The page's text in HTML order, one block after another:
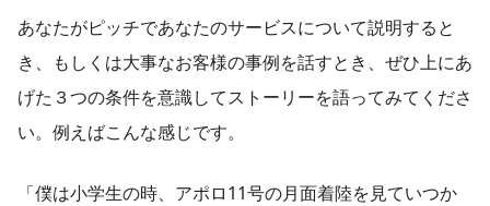
あなたがピッチであなたのサービスについて説明すると
き、もしくは大事なお客様の事例を話すとき、ぜひ上にあ
げた３つの条件を意識してストーリーを語ってみてくださ
い。例えばこんな感じです。
「僕は小学生の時、アポロ11号の月面着陸を見ていつか